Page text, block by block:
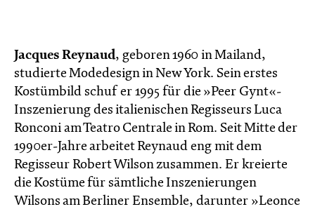
Jacques Reynaud, geboren 1960 in Mailand,
studierte Modedesign in New York. Sein erstes
Kostümbild schuf er 1995 für die »Peer Gynt«-
Inszenierung des italienischen Regisseurs Luca
Ronconi am Teatro Centrale in Rom. Seit Mitte der
1990er-Jahre arbeitet Reynaud eng mit dem
Regisseur Robert Wilson zusammen. Er kreierte
die Kostüme für sämtliche Inszenierungen
Wilsons am Berliner Ensemble, darunter »Leonce